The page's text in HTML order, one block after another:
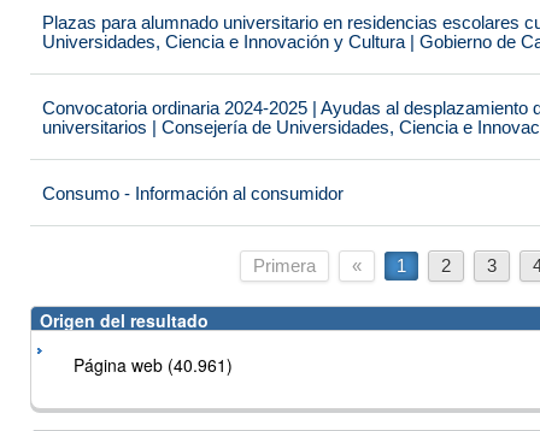
Plazas para alumnado universitario en residencias escolares
Universidades, Ciencia e Innovación y Cultura | Gobierno de
Convocatoria ordinaria 2024-2025 | Ayudas al desplazamiento
universitarios | Consejería de Universidades, Ciencia e
Consumo - Información al consumidor
Primera « 1 2 3
Origen del resultado
Página web (40.961)